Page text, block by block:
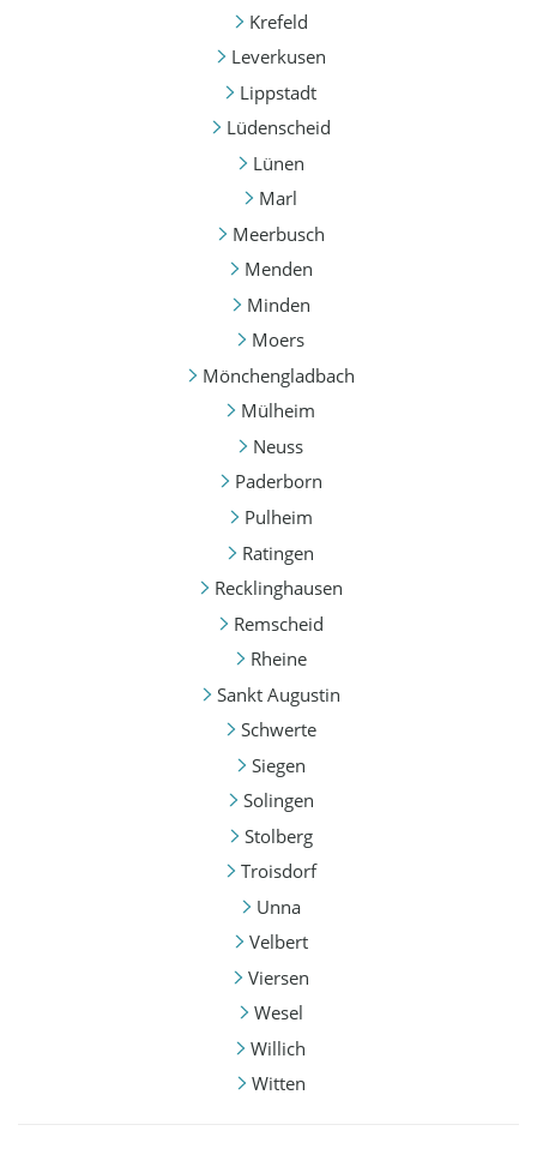
Krefeld
Leverkusen
Lippstadt
Lüdenscheid
Lünen
Marl
Meerbusch
Menden
Minden
Moers
Mönchengladbach
Mülheim
Neuss
Paderborn
Pulheim
Ratingen
Recklinghausen
Remscheid
Rheine
Sankt Augustin
Schwerte
Siegen
Solingen
Stolberg
Troisdorf
Unna
Velbert
Viersen
Wesel
Willich
Witten